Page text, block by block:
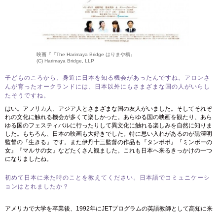
映画『『The Harimaya Bridge はりまや橋』
(C) Harimaya Bridge, LLP
子どものころから、身近に日本を知る機会があったんですね。アロンさ
んが育ったオークランドには、日本以外にもさまざまな国の人がいらし
たそうですね。
はい。アフリカ人、アジア人とさまざまな国の友人がいました。そしてそれぞ
れの文化に触れる機会が多くて楽しかった。あらゆる国の映画を観たり、あら
ゆる国のフェスティバルに行ったりして異文化に触れる楽しみを自然に知りま
した。もちろん、日本の映画も大好きでした。特に思い入れがあるのが黒澤明
監督の『生きる』です。また伊丹十三監督の作品も『タンポポ』『ミンボーの
女』『マルサの女』などたくさん観ました。これも日本へ来るきっかけの一つ
になりましたね。
初めて日本に来た時のことを教えてください。日本語でコミュニケーシ
ョンはとれましたか？
アメリカで大学を卒業後、1992年にJETプログラムの英語教師として高知に来